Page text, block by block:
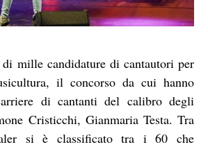
mille candidature di cantautori per
il concorso da cui hanno
di cantanti del calibro degli
Cristicchi, Gianmaria Testa. Tra
si è classificato tra i 60 che